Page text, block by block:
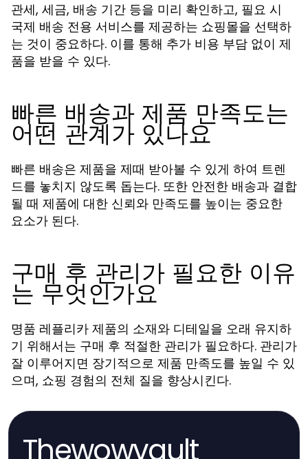
관세, 세금, 배송 기간 등을 미리 확인하고, 필요 시
국제 배송 전용 서비스를 제공하는 쇼핑몰을 선택하
는 것이 중요하다. 이를 통해 추가 비용 부담 없이 제
품을 받을 수 있다.
빠른 배송과 제품 만족도는
어떤 관계가 있나요
빠른 배송은 제품을 제때 받아볼 수 있게 하여 트렌
드를 놓치지 않도록 돕는다. 또한 안전한 배송과 결합
될 때 제품에 대한 신뢰와 만족도를 높이는 중요한
요소가 된다.
구매 후 관리가 필요한 이유
는 무엇인가요
명품 레플리카 제품의 소재와 디테일을 오래 유지하
기 위해서는 구매 후 적절한 관리가 필요하다. 관리가
잘 이루어지면 장기적으로 제품 만족도를 높일 수 있
으며, 쇼핑 경험의 전체 질을 향상시킨다.
Thewowvault